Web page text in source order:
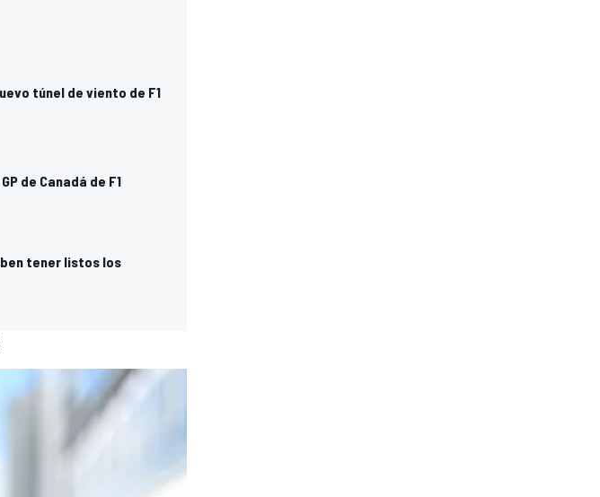
túnel de viento de F1
de Canadá de F1
tener listos los